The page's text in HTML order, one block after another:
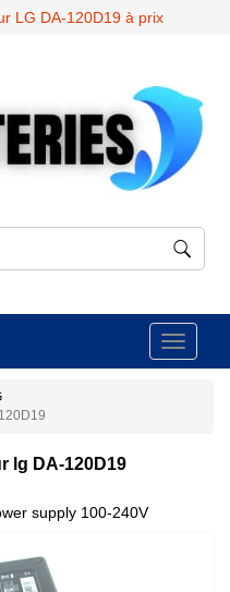
LG DA-120D19 à prix
Toggle
lg DA-120D19
supply 100-240V